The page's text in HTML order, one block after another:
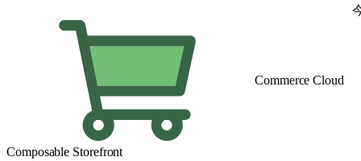
Commerce Cloud
Composable Storefront